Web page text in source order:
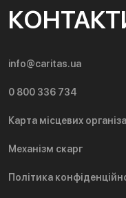
info@caritas.ua
0 800 336 734
Карта місцевих
Механізм скарг
Політика